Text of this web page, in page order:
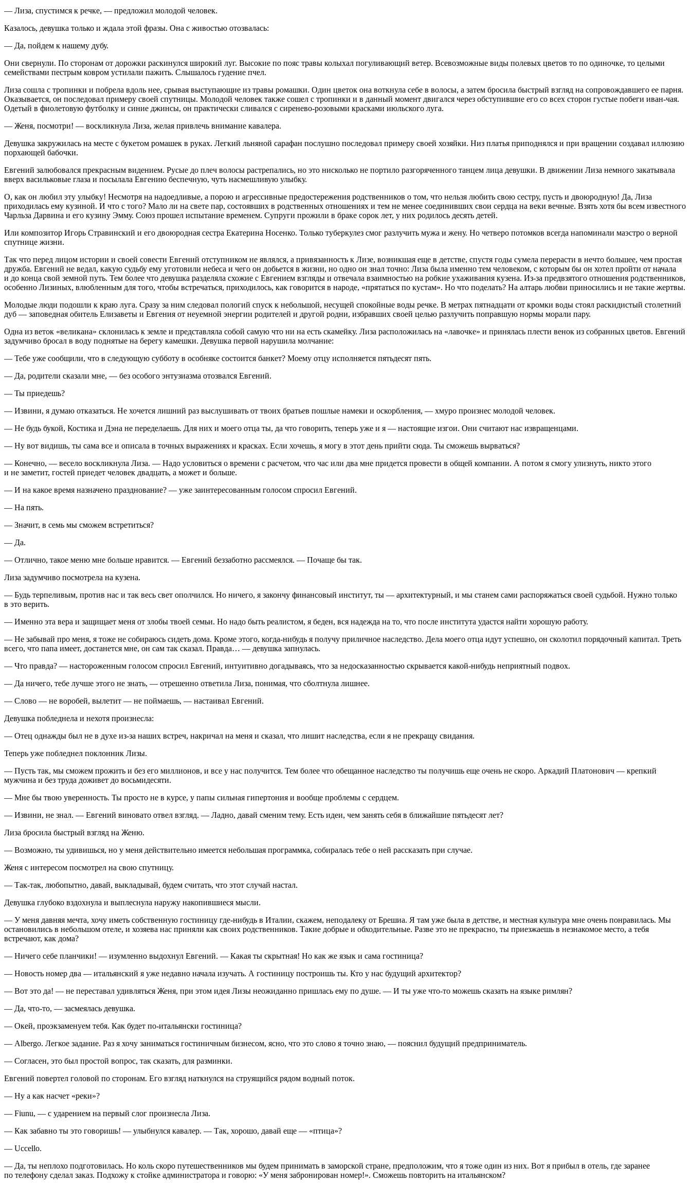
— Лиза, спустимся к речке, — предложил молодой человек.
Казалось, девушка только и ждала этой фразы. Она с живостью отозвалась:
— Да, пойдем к нашему дубу.
Они свернули. По сторонам от дорожки раскинулся широкий луг. Высокие по пояс травы колыхал погуливающий ветер. Всевозможные виды полевых цветов то по одиночке, то целыми
семействами пестрым ковром устилали пажить. Слышалось гудение пчел.
Лиза сошла с тропинки и побрела вдоль нее, срывая выступающие из травы ромашки. Один цветок она воткнула себе в волосы, а затем бросила быстрый взгляд на сопровождавшего ее парня.
Оказывается, он последовал примеру своей спутницы. Молодой человек также сошел с тропинки и в данный момент двигался через обступившие его со всех сторон густые побеги иван-чая.
Одетый в фиолетовую футболку и синие джинсы, он практически сливался с сиренево-розовыми красками июльского луга.
— Женя, посмотри! — воскликнула Лиза, желая привлечь внимание кавалера.
Девушка закружилась на месте с букетом ромашек в руках. Легкий льняной сарафан послушно последовал примеру своей хозяйки. Низ платья приподнялся и при вращении создавал иллюзию
порхающей бабочки.
Евгений залюбовался прекрасным видением. Русые до плеч волосы растрепались, но это нисколько не портило разгоряченного танцем лица девушки. В движении Лиза немного закатывала
вверх васильковые глаза и посылала Евгению беспечную, чуть насмешливую улыбку.
О, как он любил эту улыбку! Несмотря на надоедливые, а порою и агрессивные предостережения родственников о том, что нельзя любить свою сестру, пусть и двоюродную! Да, Лиза
приходилась ему кузиной. И что с того? Мало ли на свете пар, состоявших в родственных отношениях и тем не менее соединивших свои сердца на веки вечные. Взять хотя бы всем известного
Чарльза Дарвина и его кузину Эмму. Союз прошел испытание временем. Супруги прожили в браке сорок лет, у них родилось десять детей.
Или композитор Игорь Стравинский и его двоюродная сестра Екатерина Носенко. Только туберкулез смог разлучить мужа и жену. Но четверо потомков всегда напоминали маэстро о верной
спутнице жизни.
Так что перед лицом истории и своей совести Евгений отступником не являлся, а привязанность к Лизе, возникшая еще в детстве, спустя годы сумела перерасти в нечто большее, чем простая
дружба. Евгений не ведал, какую судьбу ему уготовили небеса и чего он добьется в жизни, но одно он знал точно: Лиза была именно тем человеком, с которым бы он хотел пройти от начала
и до конца свой земной путь. Тем более что девушка разделяла схожие с Евгением взгляды и отвечала взаимностью на робкие ухаживания кузена. Из-за предвзятого отношения родственников,
особенно Лизиных, влюбленным для того, чтобы встречаться, приходилось, как говорится в народе, «прятаться по кустам». Но что поделать? На алтарь любви приносились и не такие жертвы.
Молодые люди подошли к краю луга. Сразу за ним следовал пологий спуск к небольшой, несущей спокойные воды речке. В метрах пятнадцати от кромки воды стоял раскидистый столетний
дуб — заповедная обитель Елизаветы и Евгения от неуемной энергии родителей и другой родни, избравших своей целью разлучить поправшую нормы морали пару.
Одна из веток «великана» склонилась к земле и представляла собой самую что ни на есть скамейку. Лиза расположилась на «лавочке» и принялась плести венок из собранных цветов. Евгений
задумчиво бросал в воду поднятые на берегу камешки. Девушка первой нарушила молчание:
— Тебе уже сообщили, что в следующую субботу в особняке состоится банкет? Моему отцу исполняется пятьдесят пять.
— Да, родители сказали мне, — без особого энтузиазма отозвался Евгений.
— Ты приедешь?
— Извини, я думаю отказаться. Не хочется лишний раз выслушивать от твоих братьев пошлые намеки и оскорбления, — хмуро произнес молодой человек.
— Не будь букой, Костика и Дэна не переделаешь. Для них и моего отца ты, да что говорить, теперь уже и я — настоящие изгои. Они считают нас извращенцами.
— Ну вот видишь, ты сама все и описала в точных выражениях и красках. Если хочешь, я могу в этот день прийти сюда. Ты сможешь вырваться?
— Конечно, — весело воскликнула Лиза. — Надо условиться о времени с расчетом, что час или два мне придется провести в общей компании. А потом я смогу улизнуть, никто этого
и не заметит, гостей приедет человек двадцать, а может и больше.
— И на какое время назначено празднование? — уже заинтересованным голосом спросил Евгений.
— На пять.
— Значит, в семь мы сможем встретиться?
— Да.
— Отлично, такое меню мне больше нравится. — Евгений беззаботно рассмеялся. — Почаще бы так.
Лиза задумчиво посмотрела на кузена.
— Будь терпеливым, против нас и так весь свет ополчился. Но ничего, я закончу финансовый институт, ты — архитектурный, и мы станем сами распоряжаться своей судьбой. Нужно только
в это верить.
— Именно эта вера и защищает меня от злобы твоей семьи. Но надо быть реалистом, я беден, вся надежда на то, что после института удастся найти хорошую работу.
— Не забывай про меня, я тоже не собираюсь сидеть дома. Кроме этого, когда-нибудь я получу приличное наследство. Дела моего отца идут успешно, он сколотил порядочный капитал. Треть
всего, что папа имеет, достанется мне, он сам так сказал. Правда… — девушка запнулась.
— Что правда? — настороженным голосом спросил Евгений, интуитивно догадываясь, что за недосказанностью скрывается какой-нибудь неприятный подвох.
— Да ничего, тебе лучше этого не знать, — отрешенно ответила Лиза, понимая, что сболтнула лишнее.
— Слово — не воробей, вылетит — не поймаешь, — настаивал Евгений.
Девушка побледнела и нехотя произнесла:
— Отец однажды был не в духе из-за наших встреч, накричал на меня и сказал, что лишит наследства, если я не прекращу свидания.
Теперь уже побледнел поклонник Лизы.
— Пусть так, мы сможем прожить и без его миллионов, и все у нас получится. Тем более что обещанное наследство ты получишь еще очень не скоро. Аркадий Платонович — крепкий
мужчина и без труда доживет до восьмидесяти.
— Мне бы твою уверенность. Ты просто не в курсе, у папы сильная гипертония и вообще проблемы с сердцем.
— Извини, не знал. — Евгений виновато отвел взгляд. — Ладно, давай сменим тему. Есть идеи, чем занять себя в ближайшие пятьдесят лет?
Лиза бросила быстрый взгляд на Женю.
— Возможно, ты удивишься, но у меня действительно имеется небольшая программка, собиралась тебе о ней рассказать при случае.
Женя с интересом посмотрел на свою спутницу.
— Так-так, любопытно, давай, выкладывай, будем считать, что этот случай настал.
Девушка глубоко вздохнула и выплеснула наружу накопившиеся мысли.
— У меня давняя мечта, хочу иметь собственную гостиницу где-нибудь в Италии, скажем, неподалеку от Брешиа. Я там уже была в детстве, и местная культура мне очень понравилась. Мы
остановились в небольшом отеле, и хозяева нас приняли как своих родственников. Такие добрые и обходительные. Разве это не прекрасно, ты приезжаешь в незнакомое место, а тебя
встречают, как дома?
— Ничего себе планчики! — изумленно выдохнул Евгений. — Какая ты скрытная! Но как же язык и сама гостиница?
— Новость номер два — итальянский я уже недавно начала изучать. А гостиницу построишь ты. Кто у нас будущий архитектор?
— Вот это да! — не переставал удивляться Женя, при этом идея Лизы неожиданно пришлась ему по душе. — И ты уже что-то можешь сказать на языке римлян?
— Да, что-то, — засмеялась девушка.
— Окей, проэкзаменуем тебя. Как будет по-итальянски гостиница?
— Albergo. Легкое задание. Раз я хочу заниматься гостиничным бизнесом, ясно, что это слово я точно знаю, — пояснил будущий предприниматель.
— Согласен, это был простой вопрос, так сказать, для разминки.
Евгений повертел головой по сторонам. Его взгляд наткнулся на струящийся рядом водный поток.
— Ну а как насчет «реки»?
— Fiunu, — с ударением на первый слог произнесла Лиза.
— Как забавно ты это говоришь! — улыбнулся кавалер. — Так, хорошо, давай еще — «птица»?
— Uccello.
— Да, ты неплохо подготовилась. Но коль скоро путешественников мы будем принимать в заморской стране, предположим, что я тоже один из них. Вот я прибыл в отель, где заранее
по телефону сделал заказ. Подхожу к стойке администратора и говорю: «У меня забронирован номер!». Сможешь повторить на итальянском?